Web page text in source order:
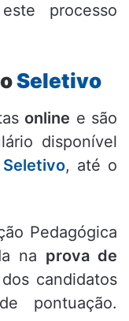
processo
Seletivo
online e são
disponível
, até o
Pedagógica
na prova de
candidatos
pontuação.